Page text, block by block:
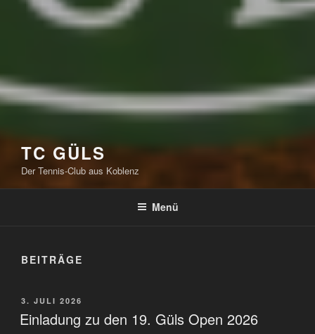
TC GÜLS
Der Tennis-Club aus Koblenz
Menü
BEITRÄGE
VERÖFFENTLICHT
AM
3. JULI 2026
Einladung zu den 19. Güls Open 2026